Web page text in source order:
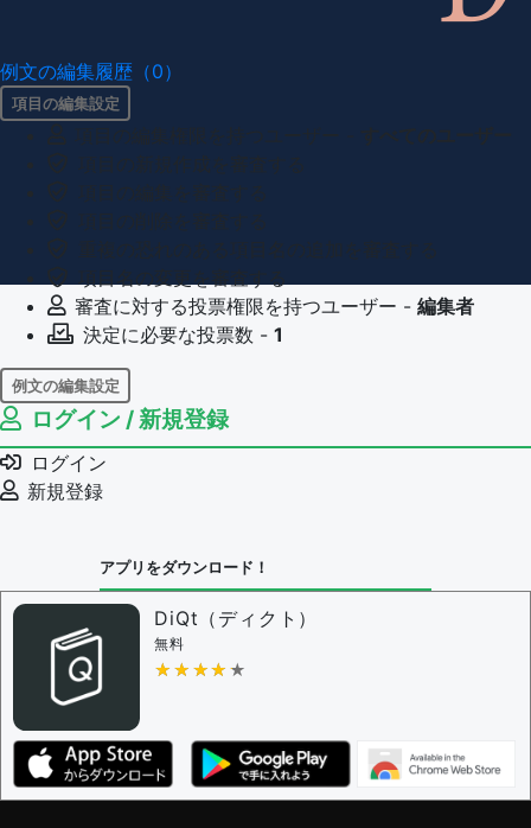
例文の編集履歴（0）
項目の編集設定
審査に対する投票権限を持つユーザー - 編集者
決定に必要な投票数 - 1
例文の編集設定
例文の編集権限を持つユーザー -
例文の削除を審査する
審査に対する投票権限を持つユーザー -
決定に必要な投票数 -
問題の編集権限を持つユーザー -すべてのユーザー
審査に対する投票権限を持つユーザー -
決定に必要な投票数 -
編集ガイドライン
ログイン / 新規登録
ログイン
新規登録
アプリをダウンロード！
DiQt（ディクト）
無料
★★★★★
★★★★★